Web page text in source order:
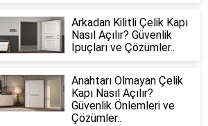
Arkadan Kilitli Çelik Kapı
Nasıl Açılır? Güvenlik
İpuçları ve Çözümler..
Anahtarı Olmayan Çelik
Kapı Nasıl Açılır?
Güvenlik Önlemleri ve
Çözümler..